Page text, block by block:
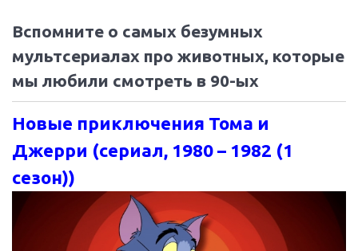
Вспомните о самых безумных
мультсериалах про животных, которые
мы любили смотреть в 90-ых
Новые приключения Тома и
Джерри (сериал, 1980 – 1982 (1
сезон))